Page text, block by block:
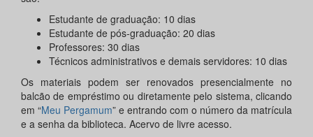
Estudante de graduação: 10 dias
Estudante de pós-graduação: 20 dias
Professores: 30 dias
Técnicos administrativos e demais servidores: 10 dias
Os materiais podem ser renovados presencialmente no
balcão de empréstimo ou diretamente pelo sistema, clicando
em “Meu Pergamum” e entrando com o número da matrícula
e a senha da biblioteca. Acervo de livre acesso.